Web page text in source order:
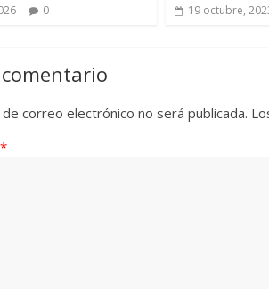
0 19 octubre,
correo electrónico no será publicada.
*